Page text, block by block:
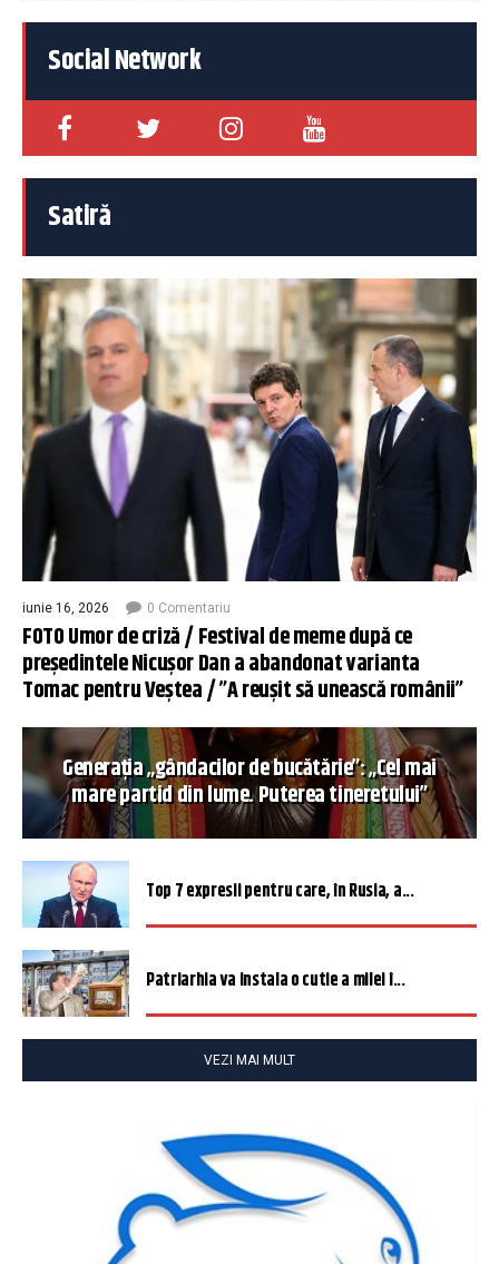
Social Network
Satiră
iunie 16, 2026 0 Comentariu
FOTO Umor de criză / Festival de meme după ce
președintele Nicușor Dan a abandonat varianta
Tomac pentru Veștea / ”A reușit să unească românii”
Generația „gândacilor de bucătărie”: „Cel mai
mare partid din lume. Puterea tineretului”
Top 7 expresii pentru care, în Rusia, a...
Patriarhia va instala o cutie a milei î...
VEZI MAI MULT